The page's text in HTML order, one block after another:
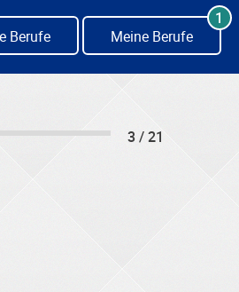
Berufe Meine Berufe
1
3 / 21